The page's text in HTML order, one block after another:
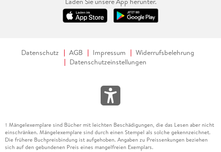
Datenschutz AGB Impressum
Widerrufsbelehrung
Datenschutzeinstellungen
1 Mängelexemplare sind Bücher mit leichten Beschädigungen, die das Lesen aber nicht
einschränken. Mängelexemplare sind durch einen Stempel als solche gekennzeichnet.
Die frühere Buchpreisbindung ist aufgehoben. Angaben zu Preissenkungen beziehen
sich auf den gebundenen Preis eines mangelfreien Exemplars.